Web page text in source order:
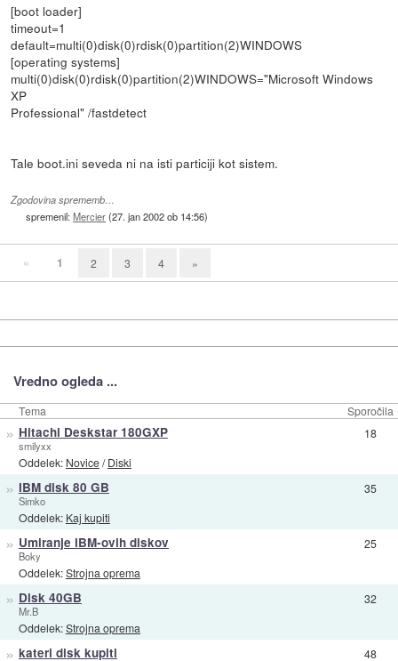
[boot loader]
timeout=1
default=multi(0)disk(0)rdisk(0)partition(2)WINDOWS
[operating systems]
multi(0)disk(0)rdisk(0)partition(2)WINDOWS="Microsoft Windows
XP
Professional" /fastdetect
Tale boot.ini seveda ni na isti particiji kot sistem.
Zgodovina sprememb…
spremenil:Mercier(27. jan 2002 ob 14:56)
« 1 2 3 4 »
Vredno ogleda ...
Tema Sporočila
» Hitachi Deskstar 180GXP
smilyxx
Oddelek: Novice/Diski
18
» IBM disk 80 GB
Simko
Oddelek: Kaj kupiti
35
» Umiranje IBM-ovih diskov
Boky
Oddelek:Strojna oprema
25
» Disk 40GB
Mr.B
Oddelek:Strojna oprema
32
» kateri disk kupiti 48